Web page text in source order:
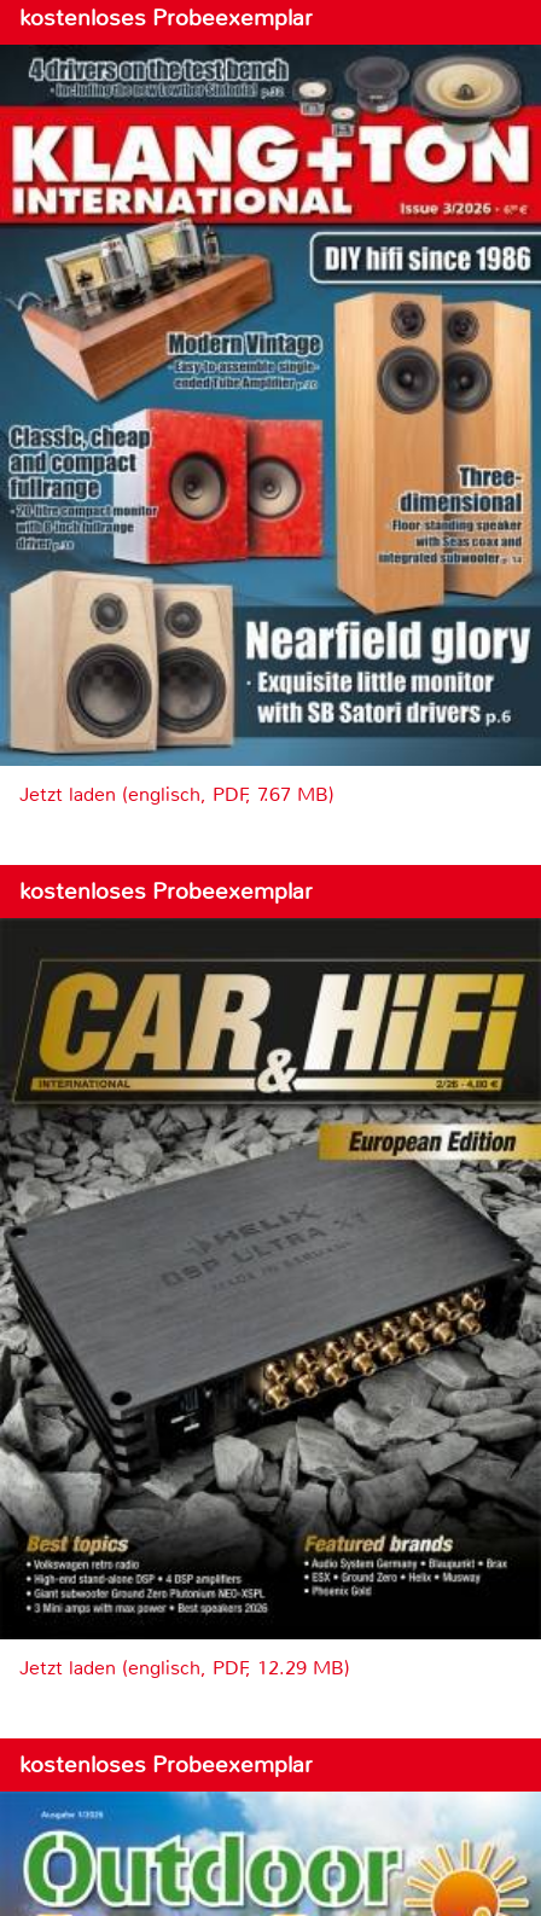
kostenloses Probeexemplar
Jetzt laden (englisch, PDF, 7.67 MB)
kostenloses Probeexemplar
Jetzt laden (englisch, PDF, 12.29 MB)
kostenloses Probeexemplar